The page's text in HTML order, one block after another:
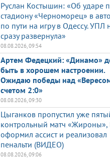
Руслан Костышин: «Об ударе
стадиону «Черноморец» в
по пути на игру в Одессу. УПЛ
сразу развернула»
08.08.2026, 09:54
Артем Федецкий: «Динамо»
быть в хорошем настроении.
Ожидаю победы над
счетом 2:0»
08.08.2026, 09:30
Цыганков пропустил уже
контрольный матч «Жироны»,
оформил ассист и реализовал
пенальти (ВИДЕО)
08.08.2026, 09:06